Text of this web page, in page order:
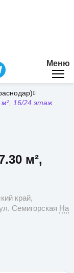
Меню
16/24 этаж
м²,
край,
Семигорская На